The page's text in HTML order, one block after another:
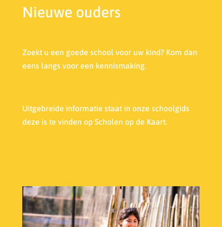
Nieuwe ouders
Zoekt u een goede school voor uw kind? Kom dan
eens langs voor een kennismaking.
Uitgebreide informatie staat in onze schoolgids
deze is te vinden op Scholen op de Kaart.